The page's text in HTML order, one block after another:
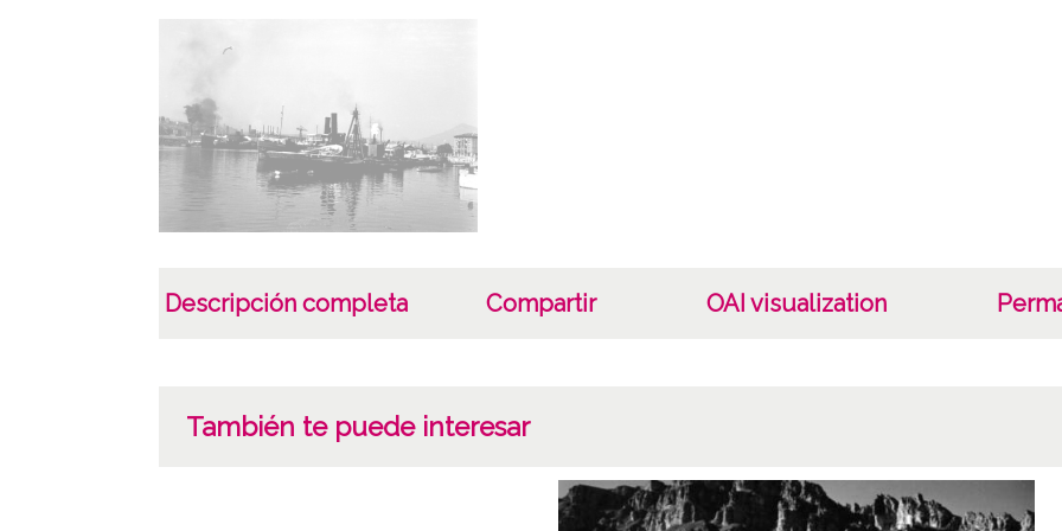
1940,
Descripción completa Compartir OAI visualization
También te puede interesar